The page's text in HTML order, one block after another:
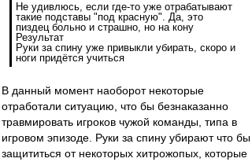
Не удивлюсь, если где-то уже отрабатывают
такие подставы "под красную". Да, это
пиздец больно и страшно, но на кону
Результат
Руки за спину уже привыкли убирать, скоро и
ноги придётся учиться
В данный момент наоборот некоторые
отработали ситуацию, что бы безнаказанно
травмировать игроков чужой команды, типа в
игровом эпизоде. Руки за спину убирают что бы
защититься от некоторых хитрожопых, которые